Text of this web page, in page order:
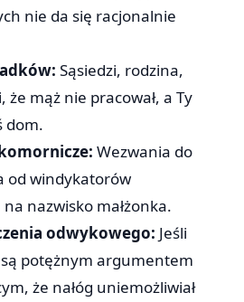
nie da się racjonalnie
Sąsiedzi, rodzina,
że mąż nie pracował, a Ty
dom.
Wezwania do
od windykatorów
nazwisko małżonka.
odwykowego: Jeśli
potężnym argumentem
że nałóg uniemożliwiał